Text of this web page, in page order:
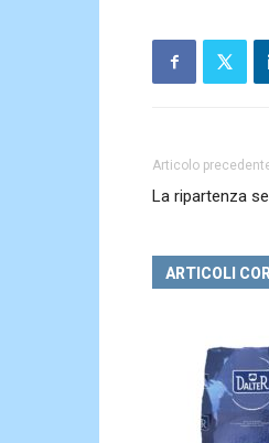
Articolo
La ripartenza
ARTICOLI